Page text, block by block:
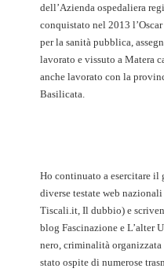
dell’Azienda ospedaliera
conquistato nel 2013
per la sanità pubblica,
lavorato e vissuto a Matera
anche lavorato con la
Basilicata.
Ho continuato a esercitare
diverse testate web
Tiscali.it, Il dubbio) e
blog Fascinazione e L’alter
nero, criminalità
stato ospite di numerose